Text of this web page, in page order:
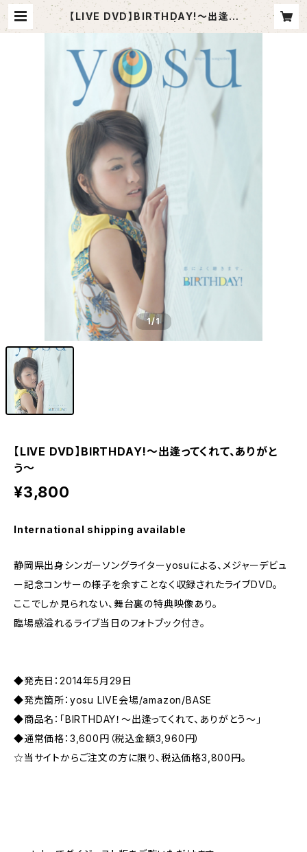
【LIVE DVD】BIRTHDAY!〜出逢っ
てくれて、ありがとう〜 | mercimus
1/1
【LIVE DVD】BIRTHDAY!〜出逢ってくれて、ありがと
う〜
¥3,800
International shipping available
静岡県出身シンガーソングライターyosuによる、メジャーデビュ
ー記念コンサーの様子を余すことなく収録されたライブDVD。
ここでしか見られない、舞台裏の特典映像あり。
臨場感溢れるライブ当日のフォトブック付き。
◆発売日：2014年5月29日
◆発売箇所：yosu LIVE会場/amazon/BASE
◆商品名：「BIRTHDAY！〜出逢ってくれて、ありがとう〜」
◆通常価格：3,600円（税込金額3,960円）
☆当サイトからご注文の方に限り、税込価格3,800円。